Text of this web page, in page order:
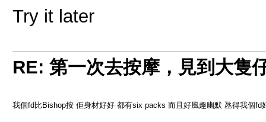
Try it later
RE: 第一次去按摩，見到大隻
我個fd比Bishop按 佢身材好好 都有six packs 而且好風趣幽默 氹得我個fd